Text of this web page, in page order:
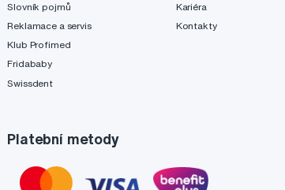
Slovník pojmů
Reklamace a servis
Klub Profimed
Fridababy
Swissdent
Kariéra
Kontakty
Platební metody